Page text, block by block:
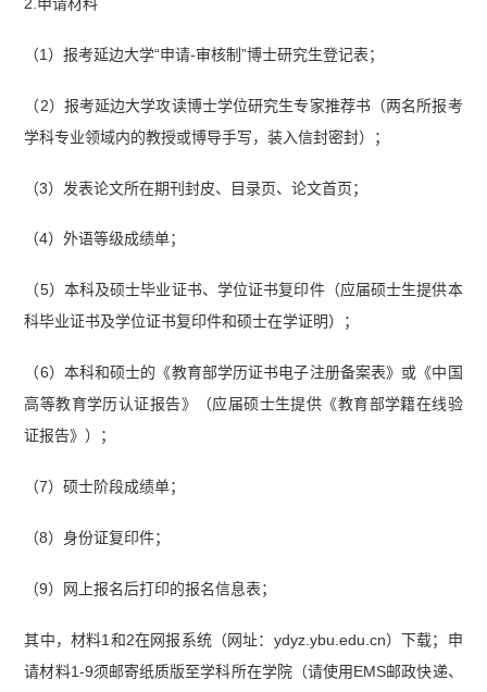
（1）报考延边大学“申请-审核制”博士研究生登记表；
（2）报考延边大学攻读博士学位研究生专家推荐书（两名所报考
学科专业领域内的教授或博导手写，装入信封密封）；
（3）发表论文所在期刊封皮、目录页、论文首页；
（4）外语等级成绩单；
（5）本科及硕士毕业证书、学位证书复印件（应届硕士生提供本
科毕业证书及学位证书复印件和硕士在学证明）；
（6）本科和硕士的《教育部学历证书电子注册备案表》或《中国
高等教育学历认证报告》（应届硕士生提供《教育部学籍在线验
证报告》）；
（7）硕士阶段成绩单；
（8）身份证复印件；
（9）网上报名后打印的报名信息表；
其中，材料1和2在网报系统（网址：ydyz.ybu.edu.cn）下载；申
请材料1-9须邮寄纸质版至学科所在学院（请使用EMS邮政快递、